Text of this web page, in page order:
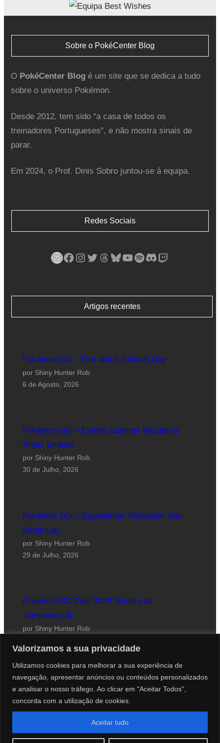
Valorizamos a sua privacidade
Utilizamos cookies para melhorar a sua experiência de
navegação, apresentar anúncios ou conteúdos personalizados
e analisar o nosso tráfego. Ao clicar em "Aceitar Todos",
concorda com a utilização de cookies.
Aceitar tudo
Sobre o PokéCenter Blog
O PokéCenter Blogé um site que se dedica a tudo
sobre o universo Pokémon.
Desde 2012, tem sido “a casa de todos os
treinadores Portugueses”, e não mostra sinais de
parar.
Em 2024, o Prof. Dinis Sobro juntou-se á equipa.
Redes Sociais
Mail Facebook Instagram Twitter Threads Bluesky YouTube Spotify Discord Twitch
Artigos recentes
Pokémon GO – Fire and Ice Hatch Day
por Shiny Hunter Rob
6 de Agosto, 2026
Pokémon GO – Evento Summer Marathon:
Arctic Embers
por Shiny Hunter Rob
30 de Julho, 2026
Pokémon GO – Gigantamax Rillaboom Max
Battle Day
por Shiny Hunter Rob
29 de Julho, 2026
Pokémon GO Fest 2026: Evento de
compensação
por Shiny Hunter Rob
Website desenhado por Roberto Coutinho
© 2012-2026 PokéCenter Blog